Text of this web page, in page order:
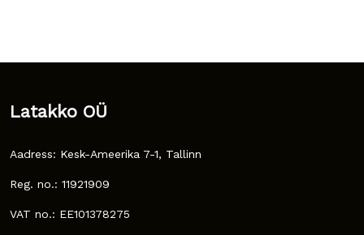
Latakko OÜ
Aadress: Kesk-Ameerika 7-1, Tallinn
Reg. no.: 11921909
VAT no.: EE101378275